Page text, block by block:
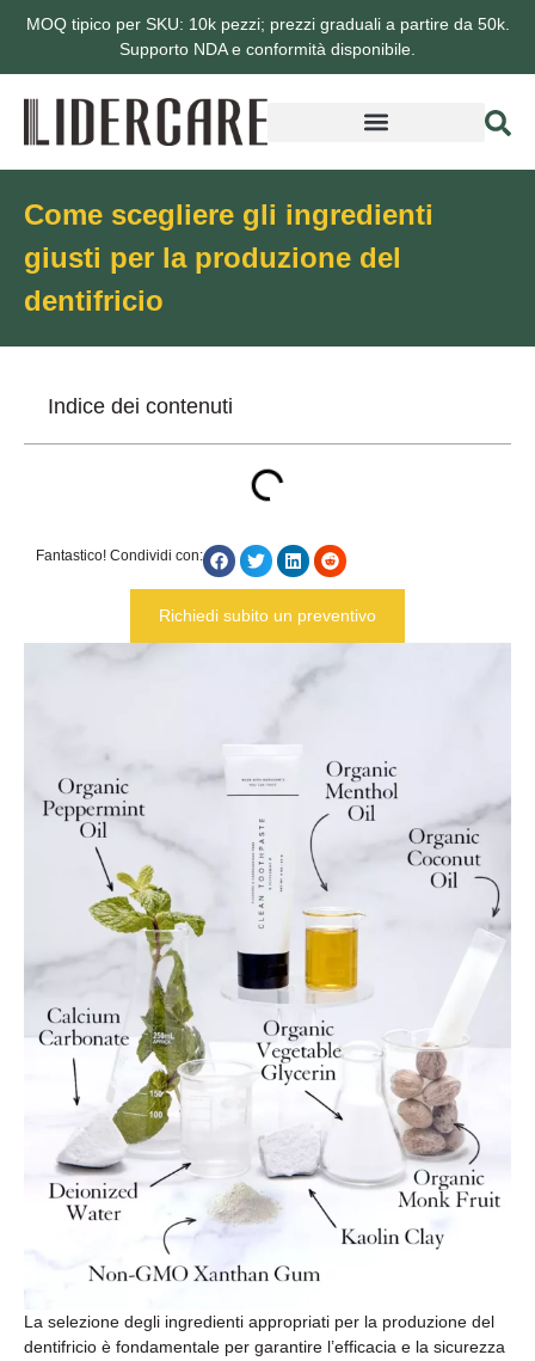
MOQ tipico per SKU: 10k pezzi; prezzi graduali a partire da 50k.
Supporto NDA e conformità disponibile.
Come scegliere gli ingredienti
giusti per la produzione del
dentifricio
La selezione degli ingredienti appropriati per la produzione del
dentifricio è fondamentale per garantire l’efficacia e la sicurezza
Indice dei contenuti
Fantastico! Condividi con:
Richiedi subito un preventivo